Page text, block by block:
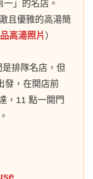
一」的名店。
且優雅的高湯簡
高湯照片）
排隊名店，但
發，在開店前
，11 點一開門